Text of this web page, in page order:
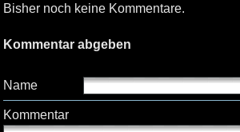
Bisher noch keine Kommentare.
Kommentar abgeben
Name
Kommentar